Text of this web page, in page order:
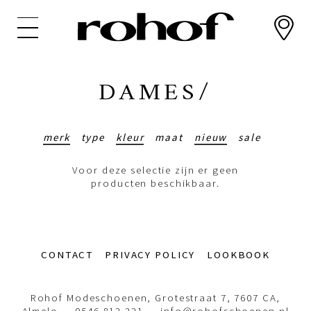
DAMES/
merk type kleur maat nieuw sale
Voor deze selectie zijn er geen
producten beschikbaar.
Footer-CONTACT PRIVACY POLICY LOOKBOOK
Rohof Modeschoenen, Grotestraat 7, 7607 CA,